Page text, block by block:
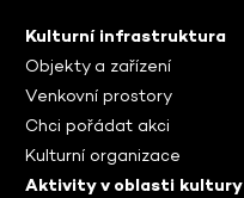
Kulturní infrastruktura
Objekty a zařízení
Venkovní prostory
Chci pořádat akci
Kulturní organizace
Aktivity v oblasti kultury